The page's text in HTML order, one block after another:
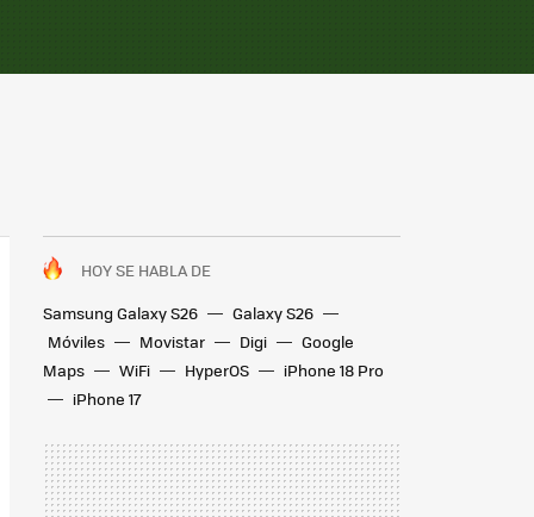
HOY SE HABLA DE
Samsung Galaxy S26
Galaxy S26
Móviles
Movistar Digi
Google
Maps
WiFi HyperOS
iPhone 18 Pro
iPhone 17